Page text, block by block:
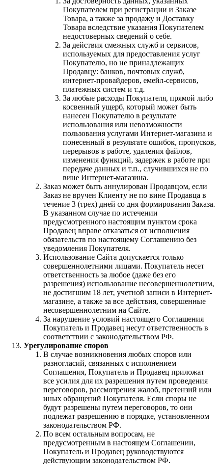
Покупателем при регистрации и Заказе
Товара, а также за продажу и Доставку
Товара вследствие указания Покупателем
недостоверных сведений о себе.
За действия смежных служб и сервисов,
используемых для предоставления услуг
Покупателю, но не принадлежащих
Продавцу: банков, почтовых служб,
интернет-провайдеров, емейл-сервисов,
платежных систем и т.д.
За любые расходы Покупателя, прямой либо
косвенный ущерб, который может быть
нанесен Покупателю в результате
использования или невозможности
пользования услугами Интернет-магазина и
понесенный в результате ошибок, пропусков,
перерывов в работе, удаления файлов,
изменения функций, задержек в работе при
передаче данных и т.п., случившихся не по
вине Интернет-магазина.
Заказ может быть аннулирован Продавцом, если
Заказ не вручен Клиенту не по вине Продавца в
течение 3 (трех) дней со дня формирования Заказа.
В указанном случае по истечении
предусмотренного настоящим пунктом срока
Продавец вправе отказаться от исполнения
обязательств по настоящему Соглашению без
уведомления Покупателя.
Использование Сайта допускается только
совершеннолетними лицами. Покупатель несет
ответственность за любое (даже без его
разрешения) использование несовершеннолетним,
не достигшим 18 лет, учетной записи в Интернет-
магазине, а также за все действия, совершенные
несовершеннолетним на Сайте.
За нарушение условий настоящего Соглашения
Покупатель и Продавец несут ответственность в
соответствии с законодательством РФ.
Урегулирование споров
В случае возникновения любых споров или
разногласий, связанных с исполнением
Соглашения, Покупатель и Продавец приложат
все усилия для их разрешения путем проведения
переговоров, рассмотрения жалоб, претензий или
иных обращений Покупателя. Если споры не
будут разрешены путем переговоров, то они
подлежат разрешению в порядке, установленном
законодательством РФ.
По всем остальным вопросам, не
предусмотренным в настоящем Соглашении,
Покупатель и Продавец руководствуются
действующим законодательством РФ.